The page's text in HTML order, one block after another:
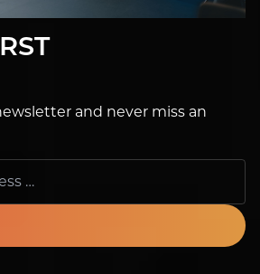
and never miss an